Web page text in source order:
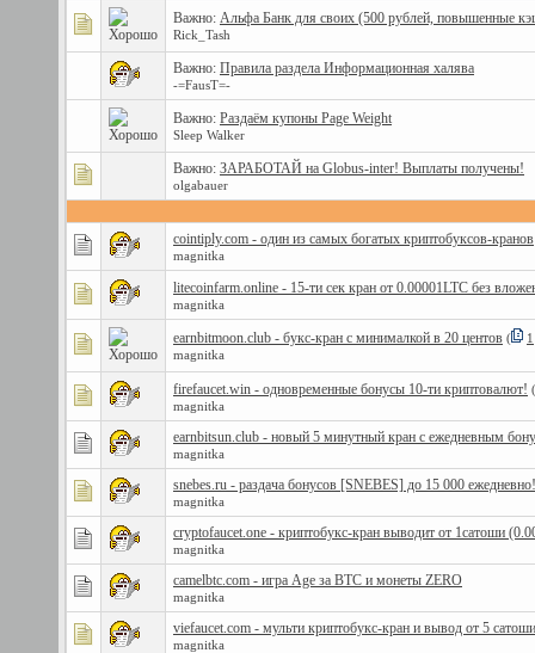
Важно: Альфа Банк для своих (500 рублей, повышенные
Rick_Tash
Важно: Правила раздела Информационная халява
-=FausT=-
Важно: Раздаём купоны Page Weight
Sleep Walker
Важно: ЗАРАБОТАЙ на Globus-inter! Выплаты получены!
olgabauer
cointiply.com - один из самых богатых криптобуксов-кранов
magnitka
litecoinfarm.online - 15-ти сек кран от 0.00001LTC без
magnitka
earnbitmoon.club - букс-кран с минималкой в 20 центов (
1
magnitka
firefaucet.win - одновременные бонусы 10-ти криптовалют! (
magnitka
earnbitsun.club - новый 5 минутный кран с ежедневным
magnitka
snebes.ru - раздача бонусов [SNEBES] до 15 000 ежедневно!
magnitka
cryptofaucet.one - криптобукс-кран выводит от 1сатоши
magnitka
camelbtc.com - игра Age за BTC и монеты ZERO
magnitka
viefaucet.com - мульти криптобукс-кран и вывод от 5 сатоши
magnitka